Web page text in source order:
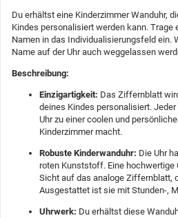
Du erhältst eine Kinderzimmer Wanduhr,
Kindes personalisiert werden kann.
Namen in das Individualisierungsfeld ein.
Name auf der Uhr auch weggelassen
Beschreibung:
Einzigartigkeit: Das Ziffernblatt
deines Kindes personalisiert.
Uhr zu einer coolen und
Kinderzimmer macht.
Robuste Kinderwanduhr: Die Uhr
roten Kunststoff. Eine
Sicht auf das analoge Ziffernblatt,
Ausgestattet ist sie mit Stunden-,
Uhrwerk: Du erhältst diese